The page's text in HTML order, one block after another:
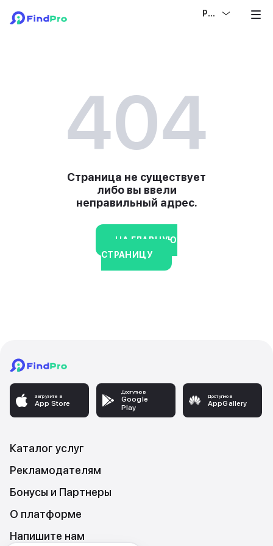
РУС
404
Страница не существует
либо вы ввели
неправильный адрес.
НА ГЛАВНУЮ
СТРАНИЦУ
Загрузите в
App Store
Доступно в
Google
Play
Доступно в
AppGallery
Каталог услуг
Рекламодателям
Бонусы и Партнеры
О платформе
Напишите нам